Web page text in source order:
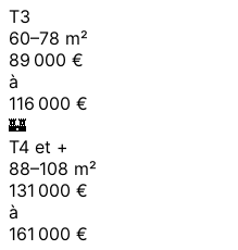
T3
60–78 m²
89 000 €
à
116 000 €
🏰
T4 et +
88–108 m²
131 000 €
à
161 000 €